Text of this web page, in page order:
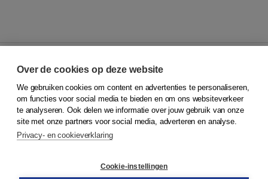
© 2026Koninklijke Boom uitgevers
Klantenservice
Service & informatie
Contact
Over de cookies op deze website
We gebruiken cookies om content en advertenties te personaliseren,
om functies voor social media te bieden en om ons websiteverkeer
te analyseren. Ook delen we informatie over jouw gebruik van onze
site met onze partners voor social media, adverteren en analyse.
Privacy- en cookieverklaring
Cookie-instellingen